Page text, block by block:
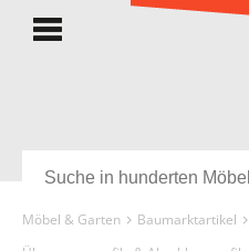
Möbel & Garten Baumarktartikel